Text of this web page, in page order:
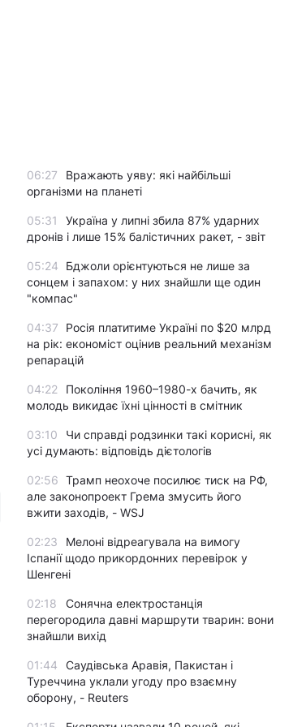
06:27
Вражають уяву: які найбільші
організми на планеті
05:31
Україна у липні збила 87% ударних
дронів і лише 15% балістичних ракет, - звіт
05:24
Бджоли орієнтуються не лише за
сонцем і запахом: у них знайшли ще один
"компас"
04:37
Росія платитиме Україні по $20 млрд
на рік: економіст оцінив реальний механізм
репарацій
04:22
Покоління 1960–1980-х бачить, як
молодь викидає їхні цінності в смітник
03:10
Чи справді родзинки такі корисні, як
усі думають: відповідь дієтологів
02:56 Трамп неохоче посилює тиск на РФ,
але законопроект Грема змусить його
вжити заходів, - WSJ
02:23
Мелоні відреагувала на вимогу
Іспанії щодо прикордонних перевірок у
Шенгені
02:18
Сонячна електростанція
перегородила давні маршрути тварин: вони
знайшли вихід
01:44
Саудівська Аравія, Пакистан і
Туреччина уклали угоду про взаємну
оборону, - Reuters